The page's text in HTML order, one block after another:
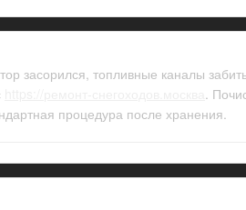
засорился, топливные каналы
.
процедура после хранения.